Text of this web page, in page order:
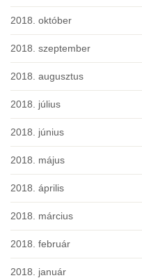
2018. október
2018. szeptember
2018. augusztus
2018. július
2018. június
2018. május
2018. április
2018. március
2018. február
2018. január